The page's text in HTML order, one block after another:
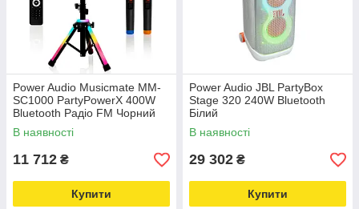
Power Audio Musicmate MM-
SC1000 PartyPowerX 400W
Bluetooth Радіо FM Чорний
В наявності
11 712 ₴
Купити
Power Audio JBL PartyBox
Stage 320 240W Bluetooth
Білий
В наявності
29 302 ₴
Купити